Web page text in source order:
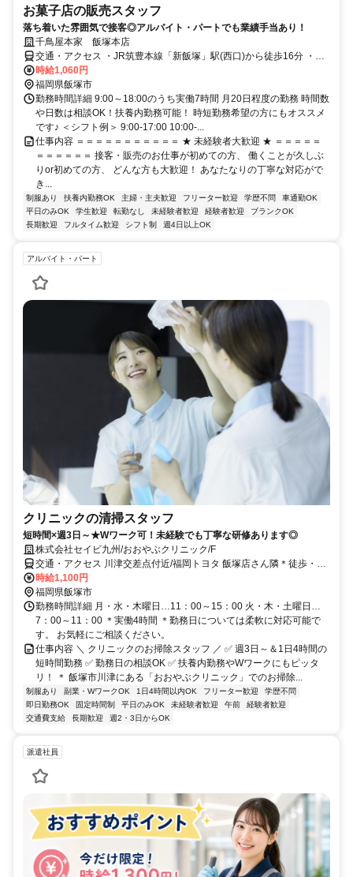
お菓子店の販売スタッフ
落ち着いた雰囲気で接客◎アルバイト・パートでも業績手当あり！
千鳥屋本家 飯塚本店
交通・アクセス ・JR筑豊本線「新飯塚」駅(西口)から徒歩16分 ・飯
塚バスターミナルから徒歩6分
時給1,060円
福岡県飯塚市
勤務時間詳細 9:00～18:00のうち実働7時間 月20日程度の勤務 時間数
や日数は相談OK！扶養内勤務可能！ 時短勤務希望の方にもオススメ
です♪ ＜シフト例＞ 9:00-17:00 10:00-...
仕事内容 ＝＝＝＝＝＝＝＝＝＝＝ ★ 未経験者大歓迎 ★ ＝＝＝＝＝
＝＝＝＝＝＝ 接客・販売のお仕事が初めての方、 働くことが久しぶ
りor初めての方、 どんな方も大歓迎！ あなたなりの丁寧な対応がで
き...
制服あり 扶養内勤務OK 主婦・主夫歓迎 フリーター歓迎 学歴不問
車通勤OK
平日のみOK
学生歓迎 転勤なし 未経験者歓迎 経験者歓迎
ブランクOK
長期歓迎
フルタイム歓迎 シフト制 週4日以上OK
アルバイト・パート
クリニックの清掃スタッフ
短時間×週3日～★Wワーク可！未経験でも丁寧な研修あります◎
株式会社セイビ九州/おおやぶクリニック/F
交通・アクセス 川津交差点付近/福岡トヨタ 飯塚店さん隣＊徒歩・自
転車・バイクで通勤OK
時給1,100円
福岡県飯塚市
勤務時間詳細 月・水・木曜日…11：00～15：00 火・木・土曜日…
7：00～11：00 ＊実働4時間 ＊勤務日については柔軟に対応可能で
す。 お気軽にご相談ください。
仕事内容 ＼ クリニックのお掃除スタッフ ／ ✅ 週3日～＆1日4時間の
短時間勤務 ✅ 勤務日の相談OK ✅ 扶養内勤務やWワークにもピッタ
リ！ ＊ 飯塚市川津にある「おおやぶクリニック」でのお掃除...
制服あり 副業・WワークOK 1日4時間以内OK フリーター歓迎
学歴不問
即日勤務OK
固定時間制 平日のみOK 未経験者歓迎 午前
経験者歓迎
交通費支給
長期歓迎 週2・3日からOK
派遣社員